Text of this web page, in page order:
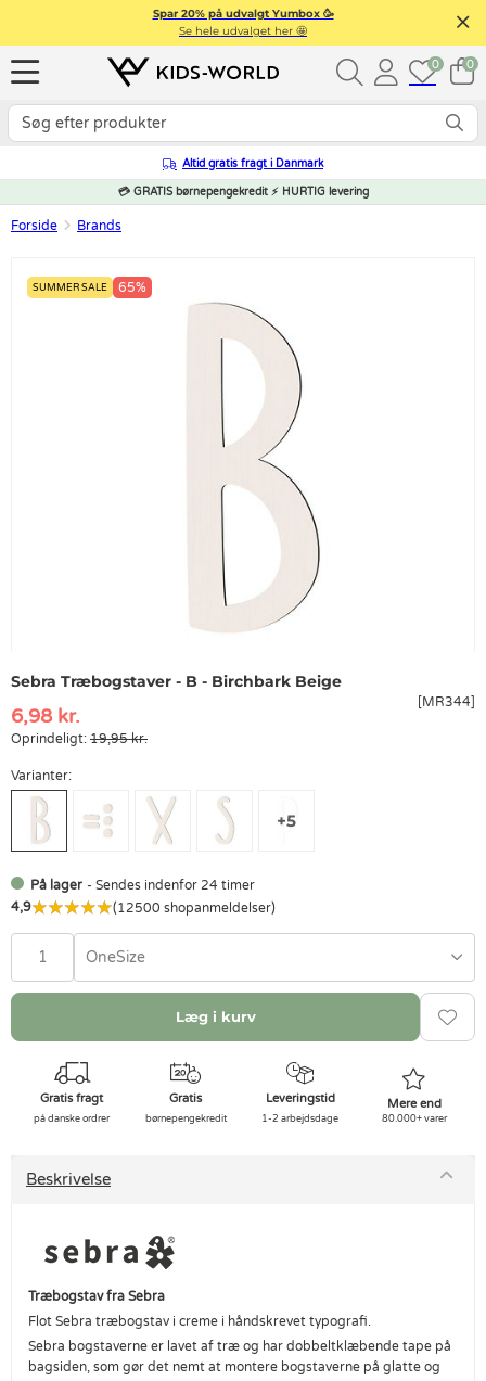
Spar 20% på udvalgt Yumbox 🥳
Se hele udvalget her 🤩
0 0
Altid gratis fragt i Danmark
💳 GRATIS børnepengekredit ⚡ HURTIG levering
Forside Brands
SUMMER SALE 65%
Sebra Træbogstaver - B - Birchbark Beige
[MR344]
6,98 kr.
Oprindeligt: 19,95 kr.
Varianter:
På lager - Sendes indenfor 24 timer
4,9
(12500 shopanmeldelser)
OneSize
Læg i kurv
Gratis fragt
på danske ordrer
Gratis
børnepengekredit
Leveringstid
1-2 arbejdsdage
Mere end
80.000+ varer
Beskrivelse
Træbogstav fra Sebra
Flot Sebra træbogstav i creme i håndskrevet typografi.
Sebra bogstaverne er lavet af træ og har dobbeltklæbende tape på
bagsiden, som gør det nemt at montere bogstaverne på glatte og